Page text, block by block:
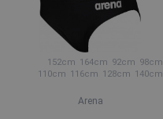
110cm 116cm 128cm 140cm
152cm 164cm 92cm 98cm
Arena